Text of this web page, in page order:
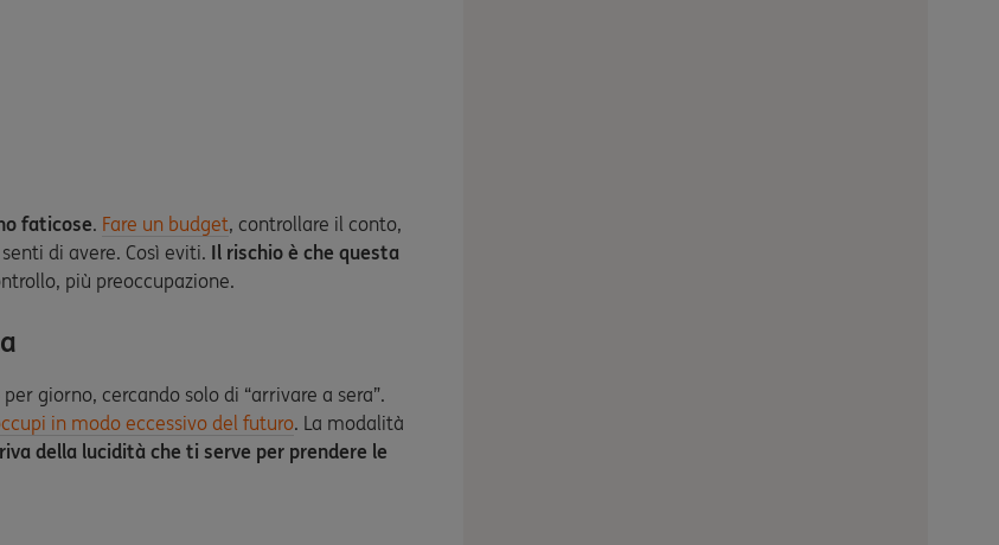
faticose. Fare un budget, controllare il conto,
di avere. Così eviti. Il rischio è che questa
più preoccupazione.
giorno, cercando solo di “arrivare a sera”.
in modo eccessivo del futuro. La modalità
della lucidità che ti serve per prendere le